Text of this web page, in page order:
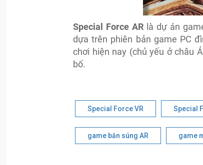
Special Force AR là dự án
dựa trên phiên bản game PC
chơi hiện nay (chủ yếu ở châu
bố.
Special Force VR Special
game bắn súng AR game